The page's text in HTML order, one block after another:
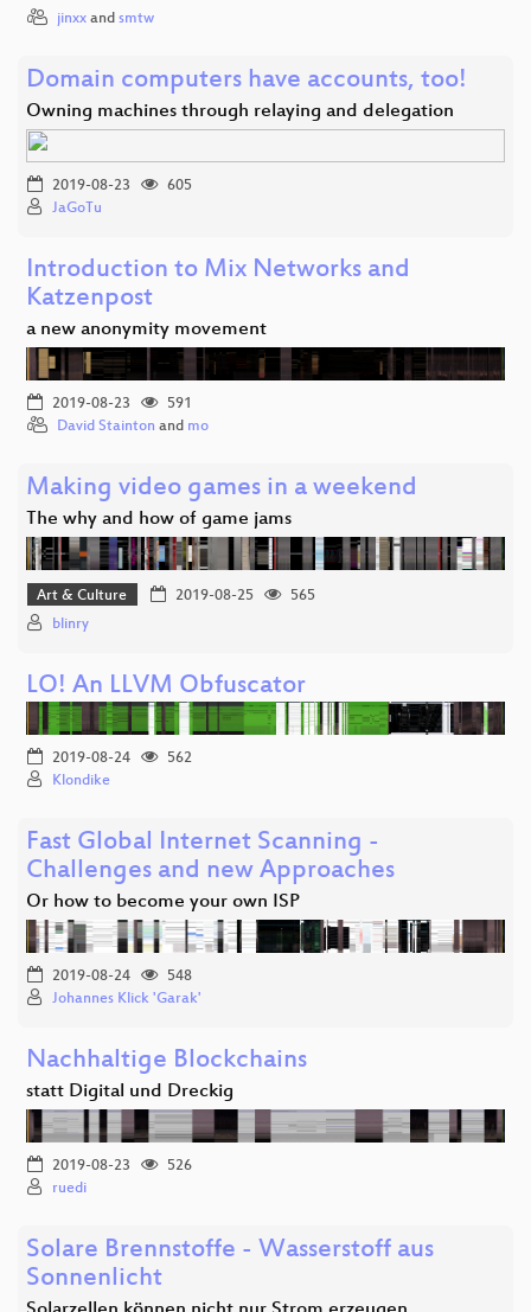
jinxx and smtw
Domain computers have accounts, too!
Owning machines through relaying and delegation
2019-08-23
605
JaGoTu
Introduction to Mix Networks and
Katzenpost
a new anonymity movement
2019-08-23
591
David Stainton and mo
Making video games in a weekend
The why and how of game jams
Art & Culture 2019-08-25
565
blinry
LO! An LLVM Obfuscator
2019-08-24
562
Klondike
Fast Global Internet Scanning -
Challenges and new Approaches
Or how to become your own ISP
2019-08-24
548
Johannes Klick 'Garak'
Nachhaltige Blockchains
statt Digital und Dreckig
2019-08-23
526
ruedi
Solare Brennstoffe - Wasserstoff aus
Sonnenlicht